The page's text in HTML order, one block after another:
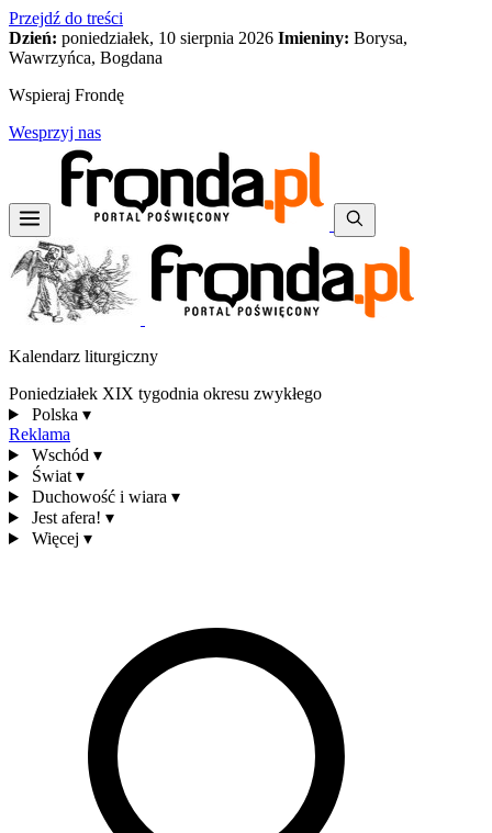
Przejdź do treści
Dzień: poniedziałek, 10 sierpnia 2026 Imieniny: Borysa,
Wawrzyńca, Bogdana
Wspieraj Frondę
Wesprzyj nas
Kalendarz liturgiczny
Poniedziałek XIX tygodnia okresu zwykłego
Polska ▾
Reklama
Wschód ▾
Świat ▾
Duchowość i wiara ▾
Jest afera! ▾
Więcej ▾